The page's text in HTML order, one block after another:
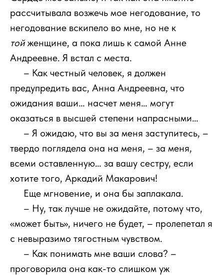
рассчитывала возжечь мое негодование, то
негодование вскипело во мне, но не к
тойженщине, а пока лишь к самой Анне
Андреевне. Я встал с места.
– Как честный человек, я должен
предупредить вас, Анна Андреевна, что
ожидания ваши… насчет меня… могут
оказаться в высшей степени напрасными…
– Я ожидаю, что вы за меня заступитесь, –
твердо поглядела она на меня, – за меня,
всеми оставленную… за вашу сестру, если
хотите того, Аркадий Макарович!
Еще мгновение, и она бы заплакала.
– Ну, так лучше не ожидайте, потому что,
«может быть», ничего не будет, – пролепетал я
с невыразимо тягостным чувством.
– Как понимать мне ваши слова? –
проговорила она как-то слишком уж